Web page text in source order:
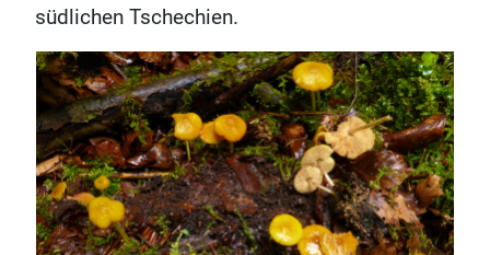
südlichen Tschechien.